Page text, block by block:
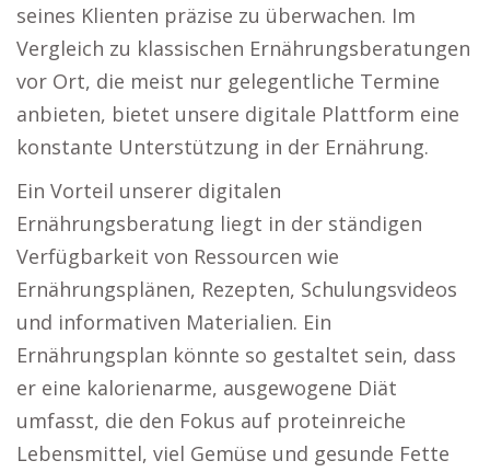
seines Klienten präzise zu überwachen. Im
Vergleich zu klassischen Ernährungsberatungen
vor Ort, die meist nur gelegentliche Termine
anbieten, bietet unsere digitale Plattform eine
konstante Unterstützung in der Ernährung.
Ein Vorteil unserer digitalen
Ernährungsberatung liegt in der ständigen
Verfügbarkeit von Ressourcen wie
Ernährungsplänen, Rezepten, Schulungsvideos
und informativen Materialien. Ein
Ernährungsplan könnte so gestaltet sein, dass
er eine kalorienarme, ausgewogene Diät
umfasst, die den Fokus auf proteinreiche
Lebensmittel, viel Gemüse und gesunde Fette